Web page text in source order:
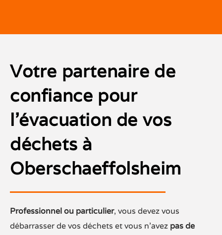
Votre partenaire de
confiance pour
l’évacuation de vos
déchets à
Oberschaeffolsheim
Professionnel ou particulier, vous devez vous
débarrasser de vos déchets et vous n’avez pas de